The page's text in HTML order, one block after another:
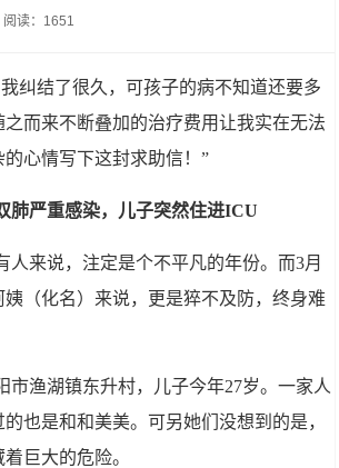
阅读：1651
纠结了很久，可孩子的病不知道还要多
而来不断叠加的治疗费用让我实在无法
心情写下这封求助信！”
肺严重感染，儿子突然住进ICU
人来说，注定是个不平凡的年份。而3月
姨（化名）来说，更是猝不及防，终身难
市渔湖镇东升村，儿子今年27岁。一家人
也是和和美美。可另她们没想到的是，
巨大的危险。